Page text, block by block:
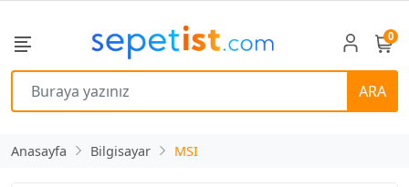
ARA
0
Anasayfa Bilgisayar MSI